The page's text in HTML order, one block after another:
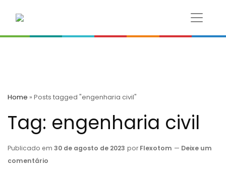
Home » Posts tagged "engenharia civil"
Tag: engenharia civil
Publicado em 30 de agosto de 2023 por Flexotom — Deixe um
comentário